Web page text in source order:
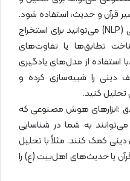
قرآن و حدیث، استفاده شود.
از الگوریتم‌های پردازش زبان طبیعی (NLP) می‌توانید برای استخراج
تطابق‌ها یا تفاوت‌های
استفاده از مدل‌های یادگیری
دینی را شبیه‌سازی کرده و
کنید.
:ابزارهای هوش مصنوعی که
به شما در شناسایی
کمک کنند. مثلاً با تحلیل
یا حدیث‌های اهل‌بیت (ع) را